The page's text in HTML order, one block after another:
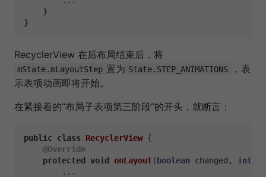
    }
RecyclerView 在后布局结束后，将
mState.mLayoutStep 置为 State.STEP_ANIMATIONS
，表
示表项动画即将开始。
在紧接着的“布局子表项第三阶段”的开头，就断言：
public class RecyclerView {
@Override
protected
void onLayout( boolean changed, int
        ...